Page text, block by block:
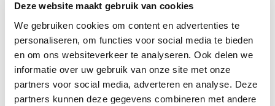
Deze website maakt gebruik van cookies
We gebruiken cookies om content en advertenties te
personaliseren, om functies voor social media te bieden
en om ons websiteverkeer te analyseren. Ook delen we
informatie over uw gebruik van onze site met onze
partners voor social media, adverteren en analyse. Deze
partners kunnen deze gegevens combineren met andere
Tegemoetkoming VSB
Je komt mogelijk in aanmerking voor een
tegemoetkoming
op dit mobiliteitshulpmiddel. Deze tegemoetkoming
is niet geldig bij online aankoop.